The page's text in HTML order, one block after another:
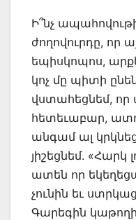
Ի՞նչ
ժողովուրդը, որ
եպիսկոպոս,
կոչ մը պիտի
վստահեցնեմ, որ
հետեւաբար,
անգամ ալ
յիշեցնեմ. «Հարկ
ատեն որ
չունին եւ
Գարեգին